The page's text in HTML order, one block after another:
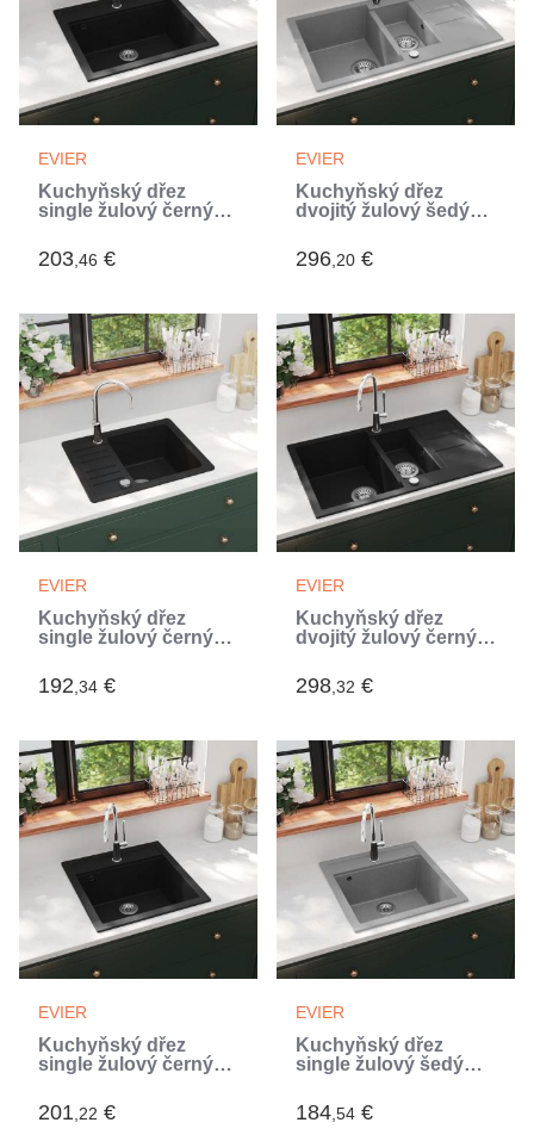
EVIER
Kuchyňský dřez
single žulový černý
203,46 €
EVIER
Kuchyňský dřez
dvojitý žulový šedý
296,20 €
EVIER
Kuchyňský dřez
single žulový černý
192,34 €
EVIER
Kuchyňský dřez
dvojitý žulový černý
298,32 €
EVIER
Kuchyňský dřez
single žulový černý
201,22 €
EVIER
Kuchyňský dřez
single žulový šedý
184,54 €